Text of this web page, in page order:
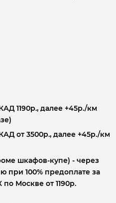
1190р., далее +45р./км
от 3500р., далее +45р./км
шкафов-купе) - через
при 100% предоплате за
по Москве от 1190р.